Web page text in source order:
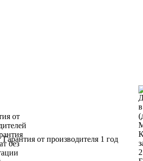
Гарантия от производителя 1 год